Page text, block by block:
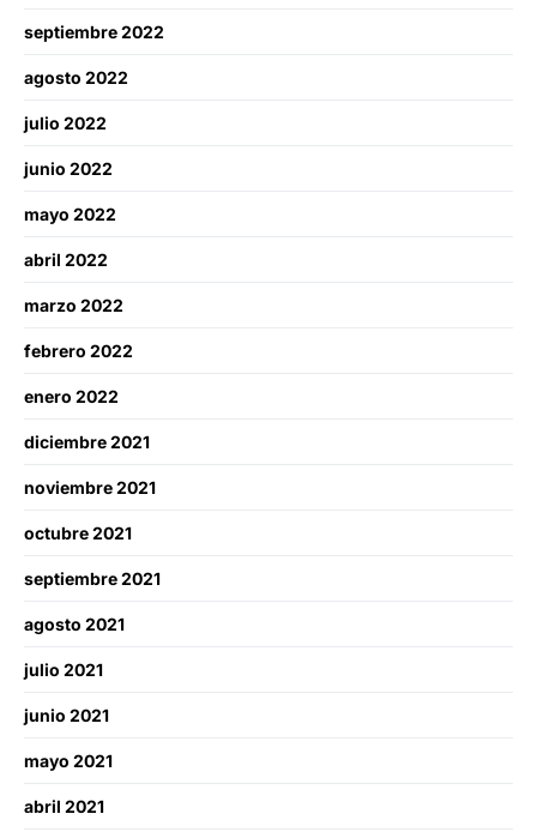
septiembre 2022
agosto 2022
julio 2022
junio 2022
mayo 2022
abril 2022
marzo 2022
febrero 2022
enero 2022
diciembre 2021
noviembre 2021
octubre 2021
septiembre 2021
agosto 2021
julio 2021
junio 2021
mayo 2021
abril 2021